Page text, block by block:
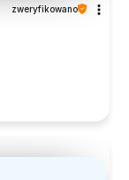
zweryfikowano